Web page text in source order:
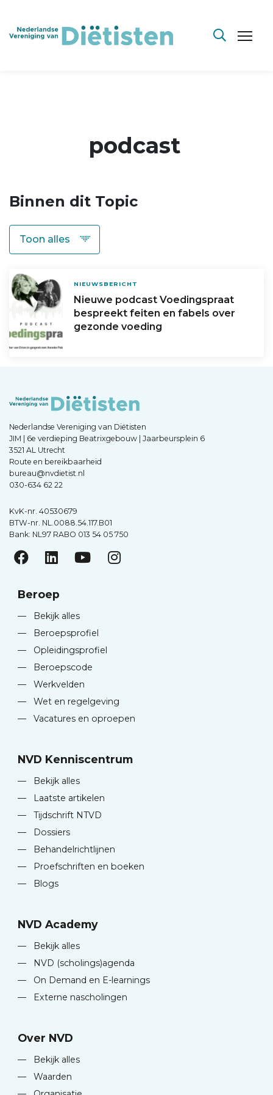
podcast
Binnen dit Topic
NIEUWSBERICHT
Nieuwe podcast Voedingspraat
bespreekt feiten en fabels over
gezonde voeding
Nederlandse Vereniging van Diëtisten
JIM | 6e verdieping Beatrixgebouw | Jaarbeursplein 6
3521 AL Utrecht
Route en bereikbaarheid
bureau@nvdietist.nl
030-634 62 22
KvK-nr. 40530679
BTW-nr. NL.0088.54.117.B01
Bank: NL97 RABO 013 54 05 750
Beroep
—
Bekijk alles
—
Beroepsprofiel
—
Opleidingsprofiel
—
Beroepscode
—
Werkvelden
—
Wet en regelgeving
—
Vacatures en oproepen
NVD Kenniscentrum
—
Bekijk alles
—
Laatste artikelen
—
Tijdschrift NTVD
—
Dossiers
—
Behandelrichtlijnen
—
Proefschriften en boeken
—
Blogs
NVD Academy
—
Bekijk alles
—
NVD (scholings)agenda
—
On Demand en E-learnings
—
Externe nascholingen
Over NVD
—
Bekijk alles
—
Waarden